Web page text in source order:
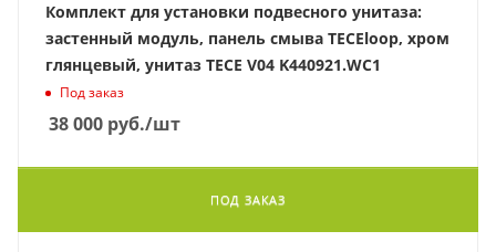
Комплект для установки подвесного унитаза:
застенный модуль, панель смыва TECEloop, хром
глянцевый, унитаз TECE V04 K440921.WC1
Под заказ
38 000 руб./шт
ПОД ЗАКАЗ